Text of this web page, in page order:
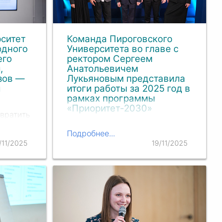
статус.
—
в мире,
2025
Команда Пироговского
Университета во главе с
ректором Сергеем
Анатольевичем
Лукьяновым представила
итоги работы за 2025 год в
рамках программы
«Приоритет-2030»
Университета представили:
Сергей Анатольевич Лукьянов
Пироговского Университета;
Георгий Гивиевич
Надарейшвили, первый
проректор;
Дмитрий Михайлович Чудаков
д.б.н., член-корреспондент РАН,
Подробнее...
19/11/2025